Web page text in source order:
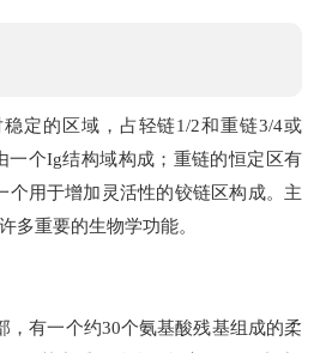
定的区域，占轻链1/2和重链3/4或
一个Ig结构域构成；重链的恒定区有
个用于增加灵活性的铰链区构成。主
多重要的生物学功能。
，有一个约30个氨基酸残基组成的柔